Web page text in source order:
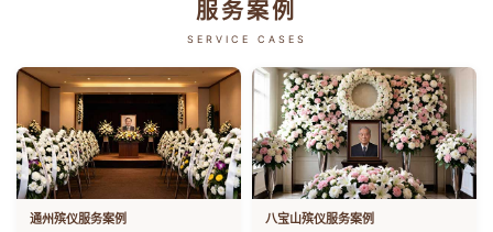
服务案例
SERVICE CASES
通州殡仪服务案例 八宝山殡仪服务案例